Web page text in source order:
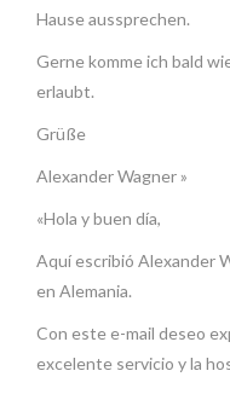
Hause aussprechen.
Gerne komme ich bald
erlaubt.
Grüße
Alexander Wagner »
«Hola y buen día,
Aquí escribió Alexander
en Alemania.
Con este e-mail deseo
excelente servicio y la